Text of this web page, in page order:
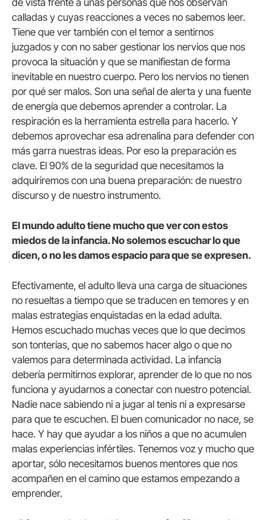
calladas y cuyas reacciones a veces no sabemos leer.
Tiene que ver también con el temor a sentirnos
juzgados y con no saber gestionar los nervios que nos
provoca la situación y que se manifiestan de forma
inevitable en nuestro cuerpo. Pero los nervios no tienen
por qué ser malos. Son una señal de alerta y una fuente
de energía que debemos aprender a controlar. La
respiración es la herramienta estrella para hacerlo. Y
debemos aprovechar esa adrenalina para defender con
más garra nuestras ideas. Por eso la preparación es
clave. El 90% de la seguridad que necesitamos la
adquiriremos con una buena preparación: de nuestro
discurso y de nuestro instrumento.
El mundo adulto tiene mucho que ver con estos
miedos de la infancia. No solemos escuchar lo que
dicen, o no les damos espacio para que se expresen.
Efectivamente, el adulto lleva una carga de situaciones
no resueltas a tiempo que se traducen en temores y en
malas estrategias enquistadas en la edad adulta.
Hemos escuchado muchas veces que lo que decimos
son tonterías, que no sabemos hacer algo o que no
valemos para determinada actividad. La infancia
debería permitirnos explorar, aprender de lo que no nos
funciona y ayudarnos a conectar con nuestro potencial.
Nadie nace sabiendo ni a jugar al tenis ni a expresarse
para que te escuchen. El buen comunicador no nace, se
hace. Y hay que ayudar a los niños a que no acumulen
malas experiencias infértiles. Tenemos voz y mucho que
aportar, sólo necesitamos buenos mentores que nos
acompañen en el camino que estamos empezando a
emprender.